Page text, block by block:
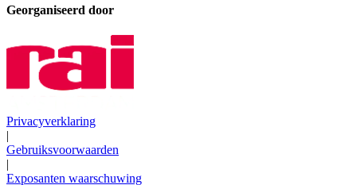
Georganiseerd door
Privacyverklaring
|
Gebruiksvoorwaarden
|
Exposanten waarschuwing